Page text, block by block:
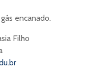
encanado.
Filho